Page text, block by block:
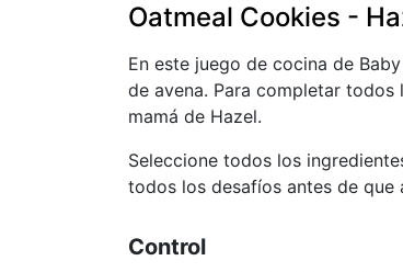
Oatmeal Cookies -
En este juego de cocina de
de avena. Para completar
mamá de Hazel.
Seleccione todos los
todos los desafíos antes de que
Control